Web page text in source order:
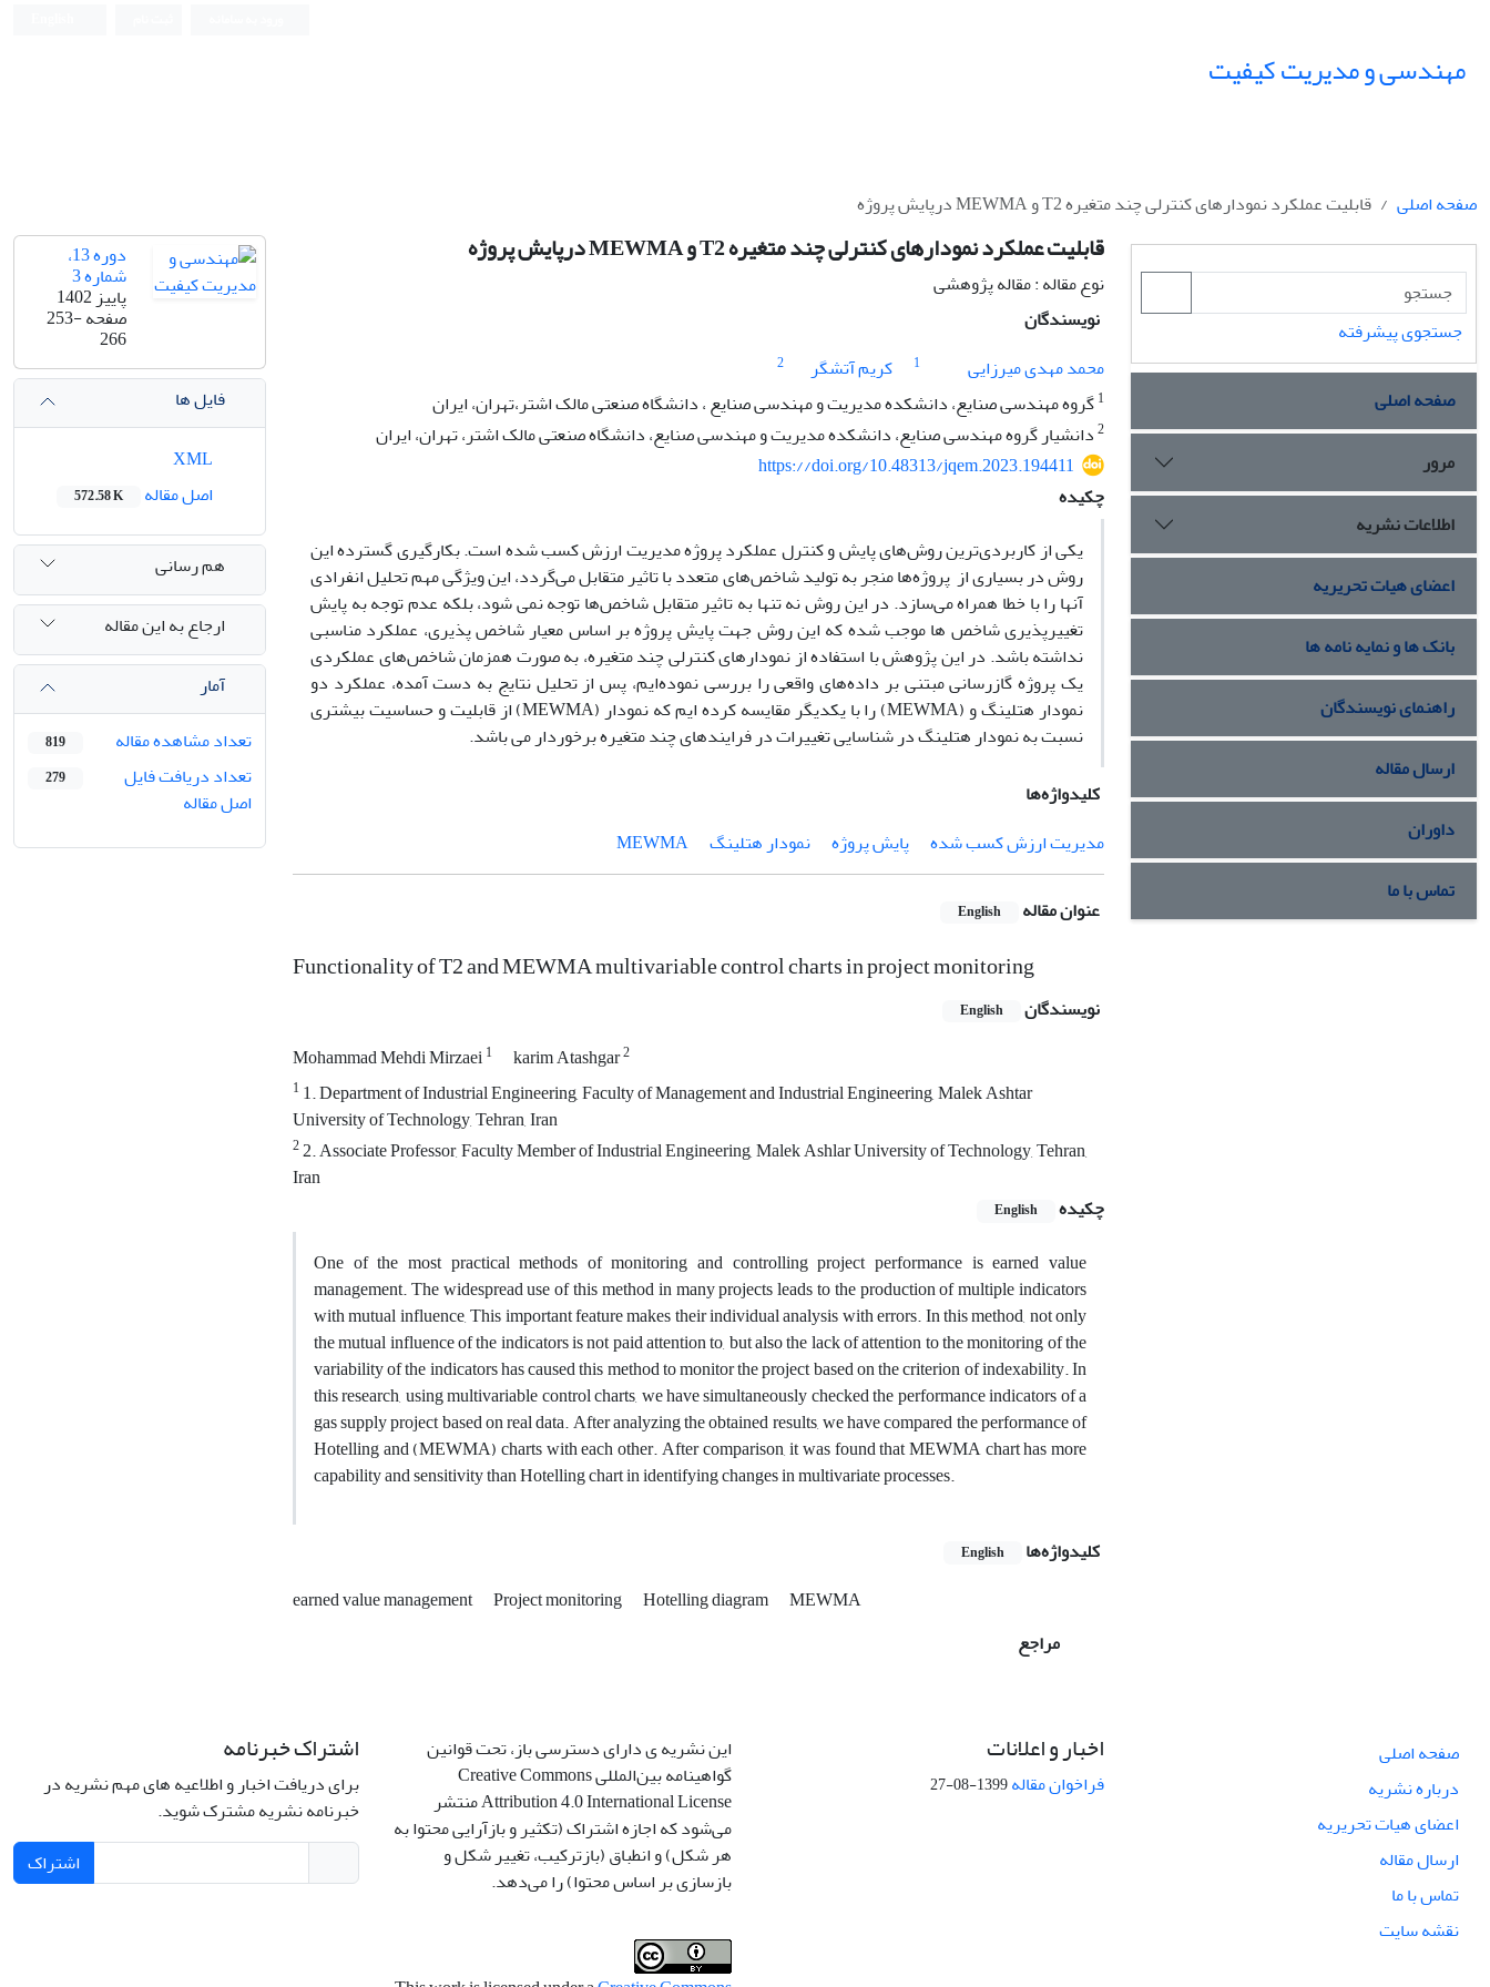
مهندسی و مدیریت کیفیت
صفحه اصلی قابلیت عملکرد نمودارهای کنترلی چند متغیره T2 و MEWMA درپایش پروژه
قابلیت عملکرد نمودارهای کنترلی چند متغیره T2 و MEWMA درپایش پروژه
نوع مقاله : مقاله پژوهشی
نویسندگان
محمد مهدی میرزایی
1 کریم آتشگر
2
1گروه مهندسی صنایع، دانشکده مدیریت و مهندسی صنایع ، دانشگاه صنعتی مالک اشتر،تهران، ایران
2دانشیار گروه مهندسی صنایع، دانشکده مدیریت و مهندسی صنایع، دانشگاه صنعتی مالک اشتر، تهران، ایران
https://doi.org/10.48313/jqem.2023.194411
چکیده
یکی از کاربردی‌ترین روش‌های پایش و کنترل عملکرد پروژه مدیریت ارزش کسب شده است. بکارگیری گسترده این
روش در بسیاری از پروژه‌ها منجر به تولید شاخص‌های متعدد با تاثیر متقابل می‌گردد، این ویژگی مهم تحلیل انفرادی
آنها را با خطا همراه می‌سازد. در این روش نه تنها به تاثیر متقابل شاخص‌ها توجه نمی شود، بلکه عدم توجه به پایش
تغییرپذیری شاخص ها موجب شده که این روش جهت پایش پروژه بر اساس معیار شاخص پذیری، عملکرد مناسبی
نداشته باشد. در این پژوهش با استفاده از نمودارهای کنترلی چند متغیره، به صورت همزمان شاخص‌های عملکردی
یک پروژه گازرسانی مبتنی بر داده‌های واقعی را بررسی نموده‌ایم، پس از تحلیل نتایج به دست آمده، عملکرد دو
نمودار هتلینگ و (MEWMA) را با یکدیگر مقایسه کرده ایم که نمودار (MEWMA) از قابلیت و حساسیت بیشتری
نسبت به نمودار هتلینگ در شناسایی تغییرات در فرایندهای چند متغیره برخوردار می باشد.
کلیدواژه‌ها
مدیریت ارزش کسب شده
پایش پروژه نمودار هتلینگ MEWMA
عنوان مقاله English
Functionality of T2 and MEWMA multivariable control charts in project monitoring
نویسندگان English
Mohammad Mehdi Mirzaei1 karim Atashgar2
1 1. Department of Industrial Engineering, Faculty of Management and Industrial Engineering, Malek Ashtar
University of Technology, Tehran, Iran
22. Associate Professor, Faculty Member of Industrial Engineering, Malek Ashlar University of Technology, Tehran,
Iran
چکیده
English
One of the most practical methods of monitoring and controlling project performance is earned value
management. The widespread use of this method in many projects leads to the production of multiple indicators
with mutual influence, This important feature makes their individual analysis with errors. In this method, not only
the mutual influence of the indicators is not paid attention to, but also the lack of attention to the monitoring of the
variability of the indicators has caused this method to monitor the project based on the criterion of indexability. In
this research, using multivariable control charts, we have simultaneously checked the performance indicators of a
gas supply project based on real data. After analyzing the obtained results, we have compared the performance of
Hotelling and (MEWMA) charts with each other. After comparison, it was found that MEWMA chart has more
capability and sensitivity than Hotelling chart in identifying changes in multivariate processes.
کلیدواژه‌ها English
earned value management Project monitoring Hotelling diagram
MEWMA
مراجع
دوره 13،
شماره 3
پاییز 1402
صفحه253-
266
فایل ها
اصل مقاله
572.58 K
هم رسانی
ارجاع به این مقاله
آمار
تعداد مشاهده مقاله
819
تعداد دریافت فایل
اصل مقاله
279
جستجوی پیشرفته
صفحه اصلی
مرور
اطلاعات نشریه
اعضای هیات تحریریه
بانک ها و نمایه نامه ها
راهنمای نویسندگان
ارسال مقاله
داوران
تماس با ما
صفحه اصلی
درباره نشریه
اعضای هیات تحریریه
ارسال مقاله
تماس با ما
نقشه سایت
اخبار و اعلانات
فراخوان مقاله1399-08-27
این نشریه ی دارای دسترسی باز، تحت قوانین
گواهینامه بین‌المللی Creative Commons
Attribution 4.0 International License منتشر
می‌شود که اجازه اشتراک (تکثیر و بازآرایی محتوا به
هر شکل) و انطباق (بازترکیب، تغییر شکل و
بازسازی بر اساس محتوا) را می‌دهد.
اشتراک خبرنامه
برای دریافت اخبار و اطلاعیه های مهم نشریه در
خبرنامه نشریه مشترک شوید.
اشتراک